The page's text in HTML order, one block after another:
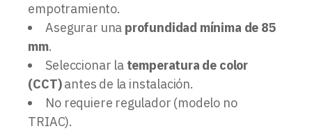
empotramiento.
Asegurar una profundidad mínima de 85
mm.
Seleccionar la temperatura de color
(CCT)antes de la instalación.
No requiere regulador (modelo no
TRIAC).